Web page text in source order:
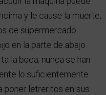
y le cause la muerte,
de supermercado
en la parte de abajo
la boca; nunca se han
lo suficientemente
letreritos en sus